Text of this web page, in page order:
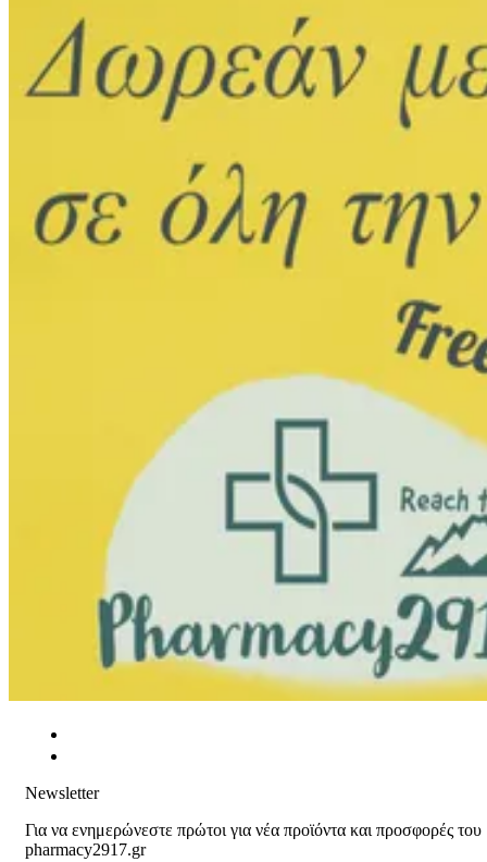
Newsletter
Για να ενημερώνεστε πρώτοι για νέα προϊόντα και προσφορές του
pharmacy2917.gr